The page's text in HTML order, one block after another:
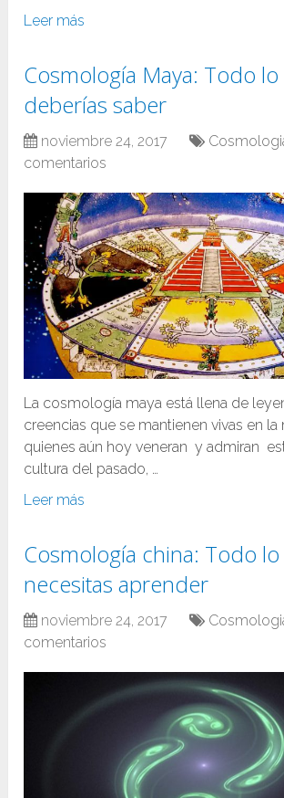
Leer más
Cosmología Maya: Todo
deberías saber
noviembre 24, 2017
comentarios
La cosmología maya está llena de
creencias que se mantienen vivas en
quienes aún hoy veneran y admiran
cultura del pasado, …
Leer más
Cosmología china: Todo
necesitas aprender
noviembre 24, 2017
comentarios